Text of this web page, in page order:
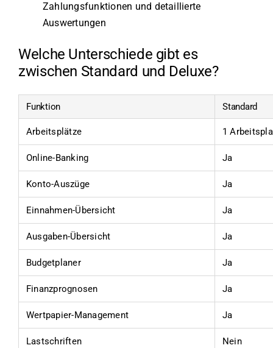
Zahlungsfunktionen und detaillierte
Auswertungen
Welche Unterschiede gibt es
zwischen Standard und Deluxe?
Funktion Standard
Arbeitsplätze 1
Online-Banking Ja
Konto-Auszüge Ja
Einnahmen-Übersicht Ja
Ausgaben-Übersicht Ja
Budgetplaner Ja
Finanzprognosen Ja
Wertpapier-Management Ja
Lastschriften Nein